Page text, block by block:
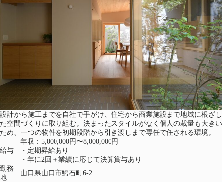
設計から施工までを自社で手がけ、住宅から商業施設まで地域に根ざし
た空間づくりに取り組む。決まったスタイルがなく個人の裁量も大きい
ため、一つの物件を初期段階から引き渡しまで専任で任される環境。
給与
年収：5,000,000円〜8,000,000円
・定期昇給あり
・年に2回＋業績に応じて決算賞与あり
勤務
地
山口県山口市鰐石町6-2